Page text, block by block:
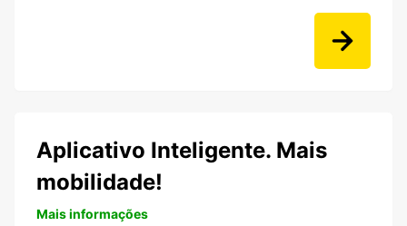
Aplicativo Inteligente. Mais
mobilidade!
Mais informações